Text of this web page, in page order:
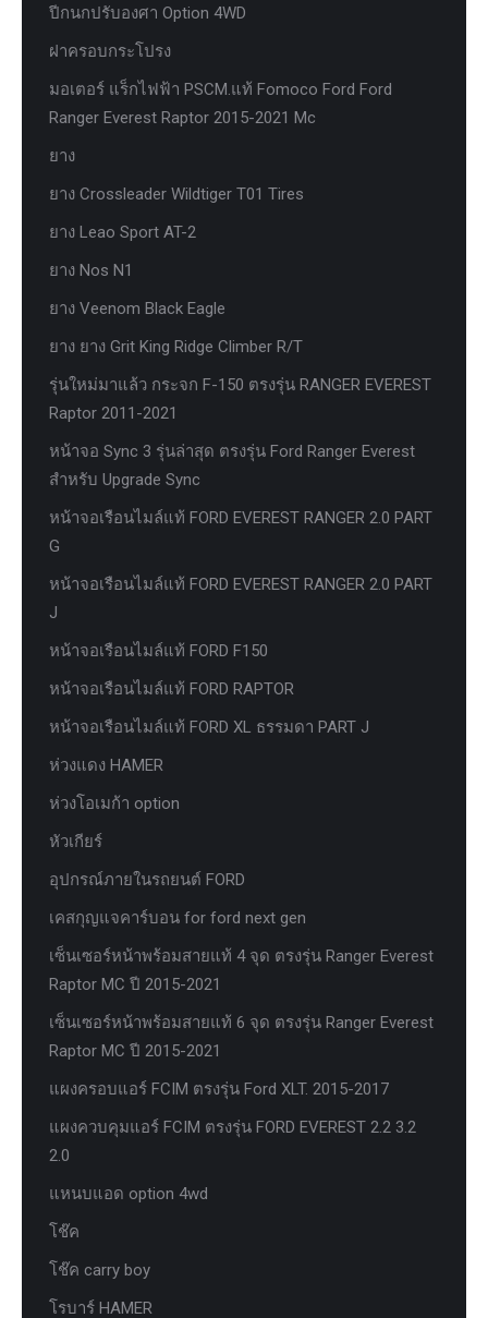
ปีกนกปรับองศา Option 4WD
ฝาครอบกระโปรง
มอเตอร์ แร็กไฟฟ้า PSCM.แท้ Fomoco Ford Ford
Ranger Everest Raptor 2015-2021 Mc
ยาง
ยาง Crossleader Wildtiger T01 Tires
ยาง Leao Sport AT-2
ยาง Nos N1
ยาง Veenom Black Eagle
ยาง ยาง Grit King Ridge Climber R/T
รุ่นใหม่มาแล้ว กระจก F-150 ตรงรุ่น RANGER EVEREST
Raptor 2011-2021
หน้าจอ Sync 3 รุ่นล่าสุด ตรงรุ่น Ford Ranger Everest
สำหรับ Upgrade Sync
หน้าจอเรือนไมล์แท้ FORD EVEREST RANGER 2.0 PART
G
หน้าจอเรือนไมล์แท้ FORD EVEREST RANGER 2.0 PART
J
หน้าจอเรือนไมล์แท้ FORD F150
หน้าจอเรือนไมล์แท้ FORD RAPTOR
หน้าจอเรือนไมล์แท้ FORD XL ธรรมดา PART J
ห่วงแดง HAMER
ห่วงโอเมก้า option
หัวเกียร์
อุปกรณ์ภายในรถยนต์ FORD
เคสกุญแจคาร์บอน for ford next gen
เซ็นเซอร์หน้าพร้อมสายแท้ 4 จุด ตรงรุ่น Ranger Everest
Raptor MC ปี 2015-2021
เซ็นเซอร์หน้าพร้อมสายแท้ 6 จุด ตรงรุ่น Ranger Everest
Raptor MC ปี 2015-2021
แผงครอบแอร์ FCIM ตรงรุ่น Ford XLT. 2015-2017
แผงควบคุมแอร์ FCIM ตรงรุ่น FORD EVEREST 2.2 3.2
2.0
แหนบแอด option 4wd
โช๊ค
โช๊ค carry boy
โรบาร์ HAMER